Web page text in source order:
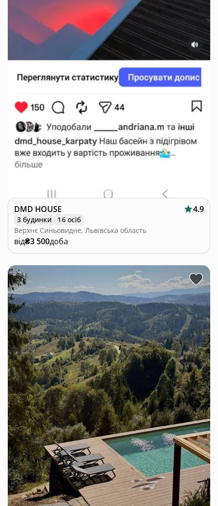
DMD HOUSE 4.9
3 будинки
16 осіб
Верхнє Синьовидне, Львівська область
від₴3 500доба